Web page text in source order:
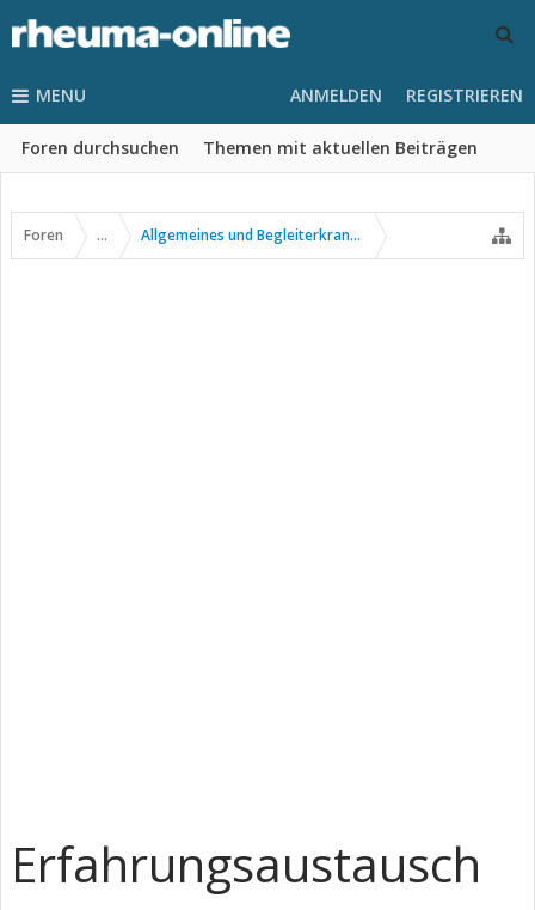
MENU
Foren durchsuchen Themen mit aktuellen Beiträgen
ANMELDEN REGISTRIEREN
Foren ... Allgemeines und Begleiterkrankungen
Erfahrungsaustausch